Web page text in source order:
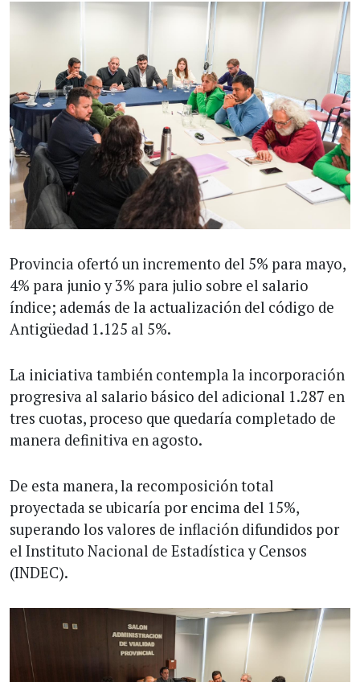
Provincia ofertó un incremento del 5% para mayo,
4% para junio y 3% para julio sobre el salario
índice; además de la actualización del código de
Antigüedad 1.125 al 5%.
La iniciativa también contempla la incorporación
progresiva al salario básico del adicional 1.287 en
tres cuotas, proceso que quedaría completado de
manera definitiva en agosto.
De esta manera, la recomposición total
proyectada se ubicaría por encima del 15%,
superando los valores de inflación difundidos por
el Instituto Nacional de Estadística y Censos
(INDEC).